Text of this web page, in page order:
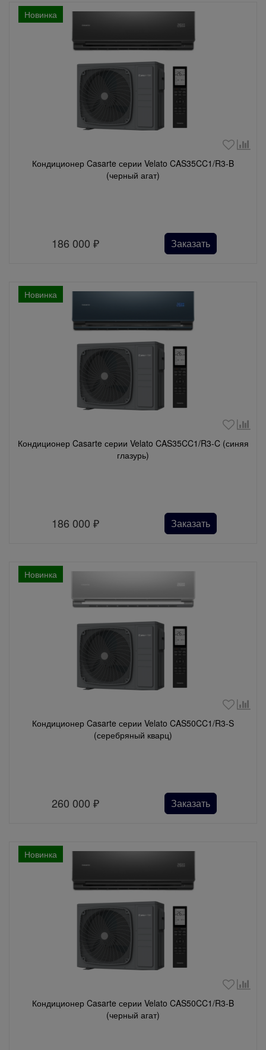
Новинка
Кондиционер Casarte серии Velato CAS35CC1/R3-B
(черный агат)
186 000₽ Заказать
Новинка
Кондиционер Casarte серии Velato CAS35CC1/R3-C (синяя
глазурь)
186 000₽ Заказать
Новинка
Кондиционер Casarte серии Velato CAS50CC1/R3-S
(серебряный кварц)
260 000₽ Заказать
Новинка
Кондиционер Casarte серии Velato CAS50CC1/R3-B
(черный агат)